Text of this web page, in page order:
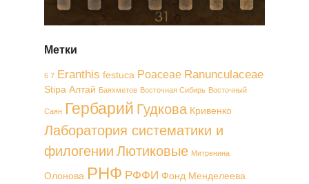
Метки
6 7 Eranthis festuca Poaceae Ranunculaceae
Stipa Алтай Баяхметов Восточная Сибирь Восточный
Саян Гербарий Гудкова Кривенко
Лаборатория систематики и
филогении Лютиковые Митренина
Олонова РНФ РФФИ Фонд Менделеева